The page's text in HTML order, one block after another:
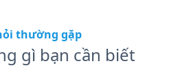
thường gặp
gì bạn cần biết